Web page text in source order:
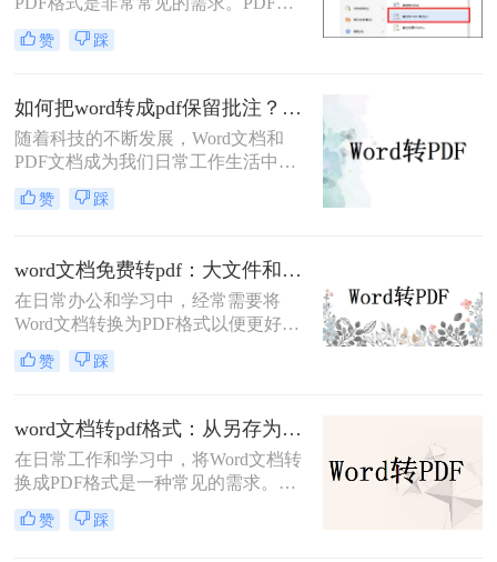
件具有跨平台兼容性、保持文档格式
一致性和不可编辑性的特点，非常适
转换pdf呢？本文将介绍三种常用的方
法来实现这一转换。
赞 踩
如何把word转成pdf保留批注？这三种方法建议收藏！
随着科技的不断发展，Word文档和
PDF文档成为我们日常工作生活中经
常遇到的文件格式。在某些情况下，
我们需要将Word文档转换为PDF格
批注呢？本文将介绍三种简单有效的
方法来帮助您将Word文档转成PDF并
保留批注。
赞 踩
word文档免费转pdf：大文件和小文件别用同一个方法！
在日常办公和学习中，经常需要将
Word文档转换为PDF格式以便更好地
分享、打印或存档。PDF格式具有跨
平台兼容性好、文件保护性强、打印
文件分享。那么word文档如何免费转
换成pdf呢？本文将详细介绍几种常用
的方法来实现这一目标。
赞 踩
word文档转pdf格式：从另存为到在线工具，三种路径各有取舍！
在日常工作和学习中，将Word文档转
换成PDF格式是一种常见的需求。
PDF格式不仅能够保持文档的原貌，
确保在不同平台和设备上呈现一致的
赞 踩